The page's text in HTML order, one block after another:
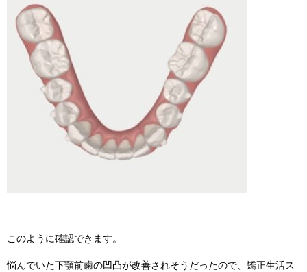
このように確認できます。
悩んでいた下顎前歯の凹凸が改善されそうだったので、矯正生活ス